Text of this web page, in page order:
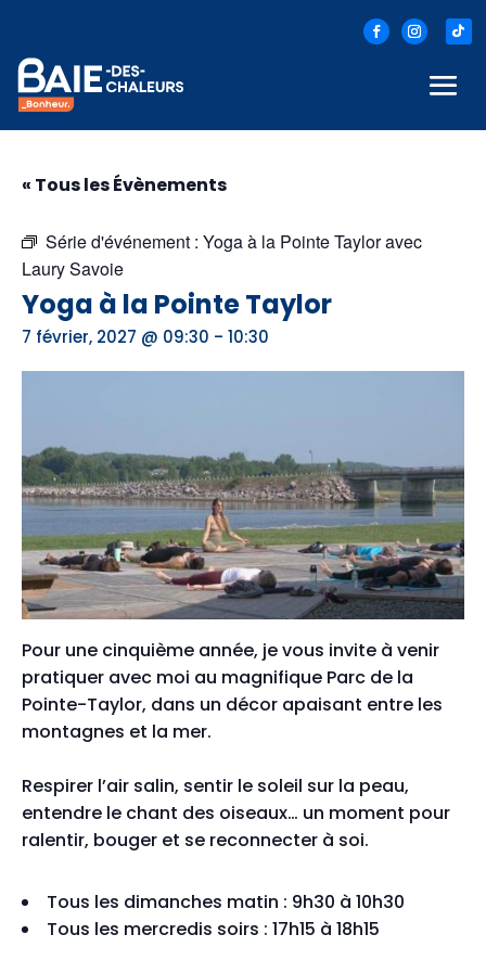
« Tous les Évènements
Série d'événement : Yoga à la Pointe Taylor avec
Laury Savoie
Yoga à la Pointe Taylor
7 février, 2027 @ 09:30 - 10:30
Pour une cinquième année, je vous invite à venir
pratiquer avec moi au magnifique Parc de la
Pointe-Taylor, dans un décor apaisant entre les
montagnes et la mer.
Respirer l’air salin, sentir le soleil sur la peau,
entendre le chant des oiseaux… un moment pour
ralentir, bouger et se reconnecter à soi.
Tous les dimanches matin : 9h30 à 10h30
Tous les mercredis soirs : 17h15 à 18h15